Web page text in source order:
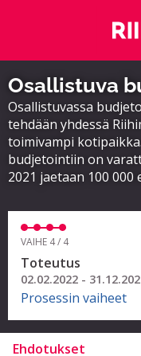
Osallistuva
Osallistuvassa
tehdään yhdessä
toimivampi
budjetointiin on
2021 jaetaan 100 000
VAIHE 4 / 4
Toteutus
02.02.2022 -
Prosessin vaiheet
Ehdotukset